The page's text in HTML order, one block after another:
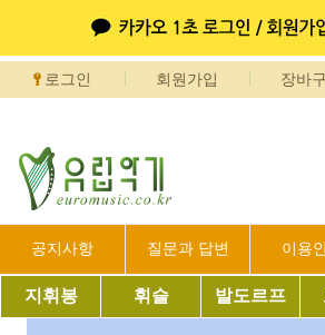
로그인 회원가입 장바
공지사항 질문과 답변 이용
지휘봉 휘슬 발도르프